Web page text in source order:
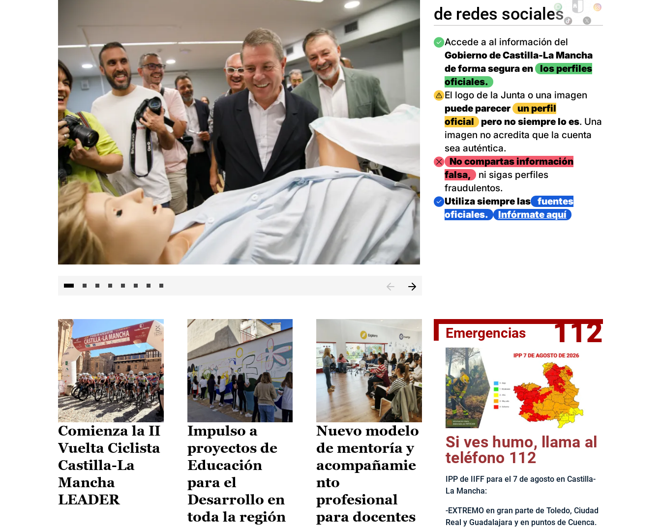
El jefe del Ejecutivo castellanomanchego, Emiliano García-
de redes sociales
Imagen
Accede a al información del
Gobierno de Castilla-La Mancha
de forma segura en
los perfiles
oficiales.
Imagen
El logo de la Junta o una imagen
puede parecer
un perfil
oficial
pero no siempre lo es. Una
imagen no acredita que la cuenta
sea auténtica.
ImagenNo compartas información
falsa,
ni sigas perfiles
fraudulentos.
Imagen
Utiliza siempre las
fuentes
oficiales.
Infórmate aquí
Comienza la II
Vuelta Ciclista
Castilla-La
Mancha
LEADER
Impulso a
proyectos de
Educación
para el
Desarrollo en
toda la región
Nuevo modelo
de mentoría y
acompañamie
nto
profesional
para docentes
Emergencias 112
Si ves humo, llama al
teléfono 112
IPP de IIFF para el 7 de agosto en Castilla-
La Mancha:
-EXTREMO en gran parte de Toledo, Ciudad
Real y Guadalajara y en puntos de Cuenca.